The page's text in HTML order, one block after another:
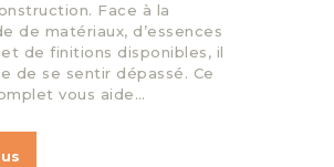
Face à la
de matériaux, d’essences
de finitions disponibles, il
de se sentir dépassé. Ce
vous aide…